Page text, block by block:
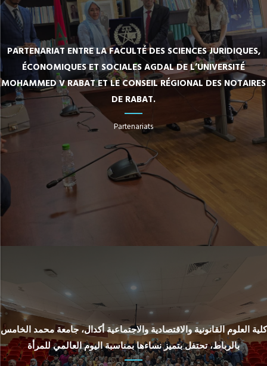
PARTENARIAT ENTRE LA FACULTÉ DES SCIENCES JURIDIQUES,
ÉCONOMIQUES ET SOCIALES AGDAL DE L’UNIVERSITÉ
MOHAMMED V RABAT ET LE CONSEIL RÉGIONAL DES NOTAIRES
DE RABAT.
Partenariats
كلية العلوم القانونية والاقتصادية والاجتماعية أكدال، جامعة محمد الخامس
بالرباط، تحتفل بتميز نساءها بمناسبة اليوم العالمي للمرأة